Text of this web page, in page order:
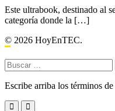
Este ultrabook, destinado al
categoría donde la […]
© 2026 HoyEnTEC.
Buscar:
Escribe arriba los términos
Menu